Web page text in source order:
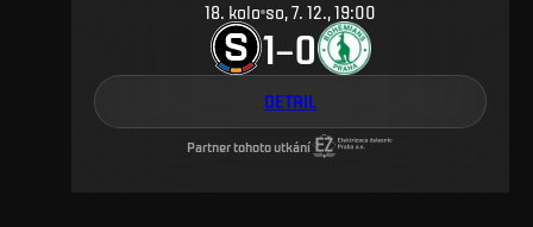
18 kolo so, 7. 12., 19:00
1–0
DETAIL
Partner tohoto utkání